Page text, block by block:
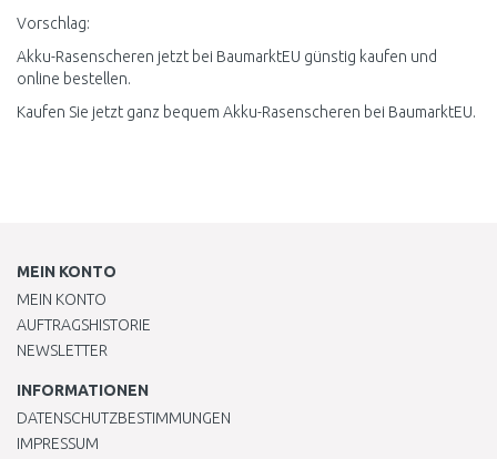
Vorschlag:
Akku-Rasenscheren jetzt bei BaumarktEU günstig kaufen und
online bestellen.
Kaufen Sie jetzt ganz bequem Akku-Rasenscheren bei BaumarktEU.
MEIN KONTO
MEIN KONTO
AUFTRAGSHISTORIE
NEWSLETTER
INFORMATIONEN
DATENSCHUTZBESTIMMUNGEN
IMPRESSUM